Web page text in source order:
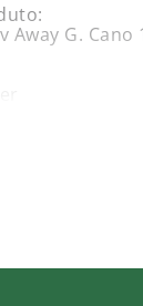
Away G. Cano
troca,